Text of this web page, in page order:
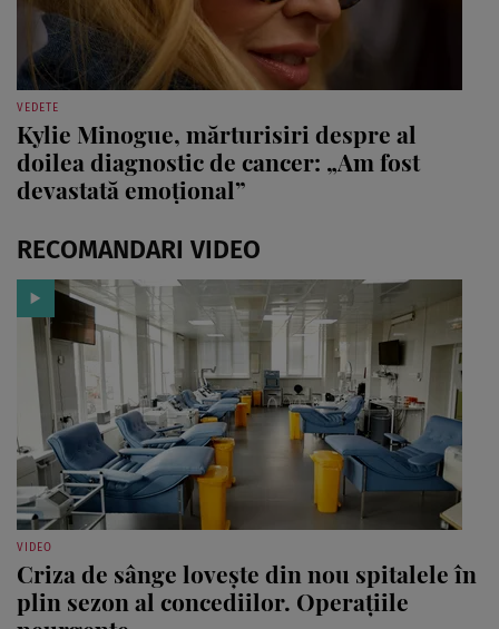
VEDETE
Kylie Minogue, mărturisiri despre al
doilea diagnostic de cancer: „Am fost
devastată emoțional”
RECOMANDARI VIDEO
VIDEO
Criza de sânge lovește din nou spitalele în
plin sezon al concediilor. Operațiile